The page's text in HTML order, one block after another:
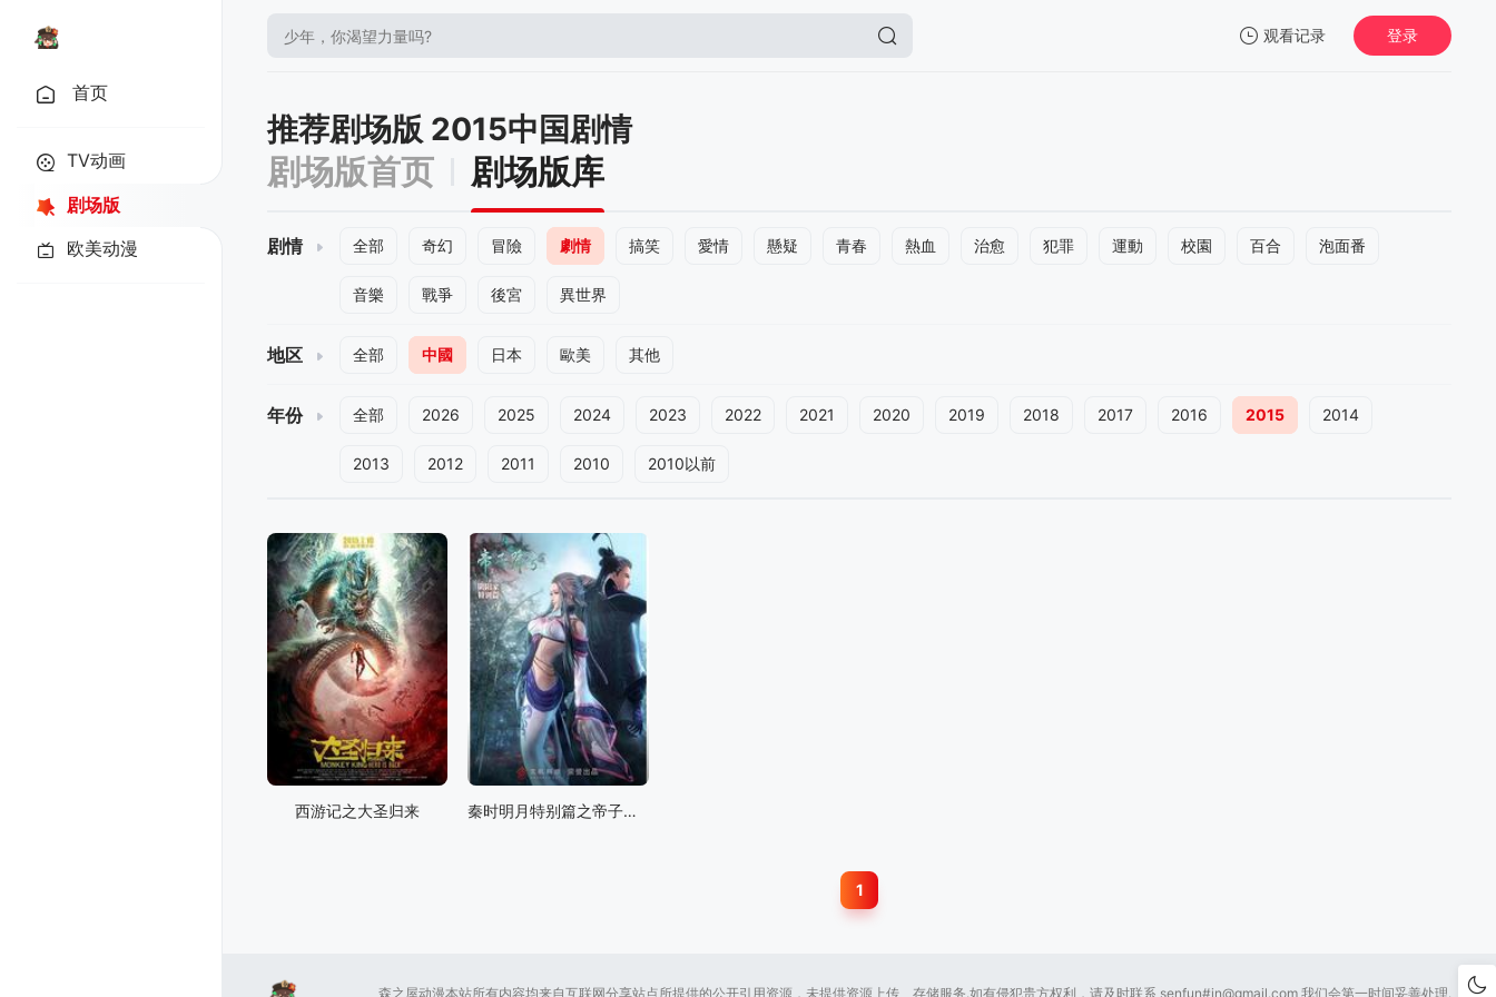
观看记录 登录
首页
TV动画
剧场版
欧美动漫
推荐剧场版 2015中国剧情
剧场版首页 剧场版库
剧情 全部 奇幻 冒險 劇情 搞笑 愛情 懸疑 青春 熱血 治愈 犯罪 運動 校園 百合 泡面番
音樂 戰爭 後宮 異世界
地区 全部 中國 日本 歐美 其他
年份 全部 2026 2025 2024 2023 2022 2021 2020 2019 2018 2017 2016 2015 2014
2013 2012 2011 2010 2010以前
西游记之大圣归来 秦时明月特别篇之帝子降兮
1
森之屋动漫本站所有内容均来自互联网分享站点所提供的公开引用资源，未提供资源上传、存储服务.如有侵犯贵方权利，请及时联系 senfun#in@gmail.com 我们会第一时间妥善处理.